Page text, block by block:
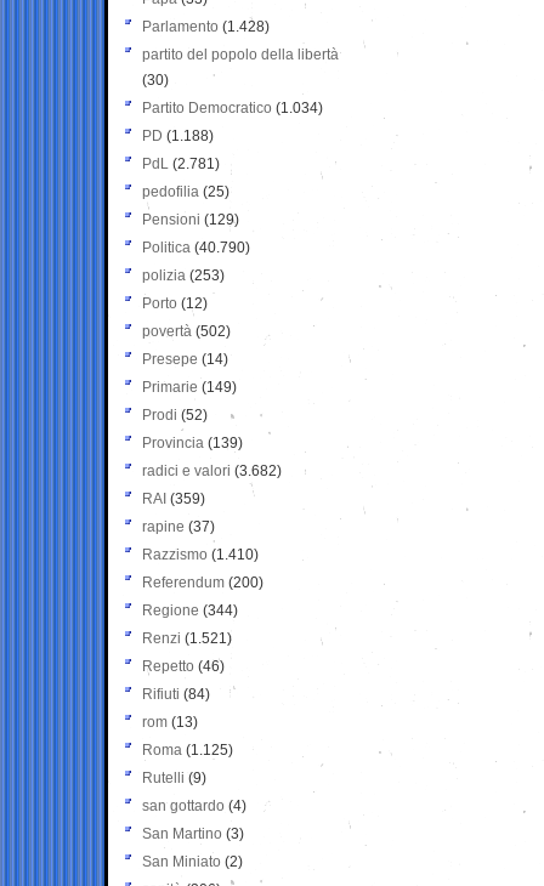
Parlamento (1.428)
partito del popolo della libertà
(30)
Partito Democratico (1.034)
PD (1.188)
PdL (2.781)
pedofilia (25)
Pensioni (129)
Politica (40.790)
polizia (253)
Porto (12)
povertà (502)
Presepe (14)
Primarie (149)
Prodi (52)
Provincia (139)
radici e valori (3.682)
RAI (359)
rapine (37)
Razzismo (1.410)
Referendum (200)
Regione (344)
Renzi (1.521)
Repetto (46)
Rifiuti (84)
rom (13)
Roma (1.125)
Rutelli (9)
san gottardo (4)
San Martino (3)
San Miniato (2)